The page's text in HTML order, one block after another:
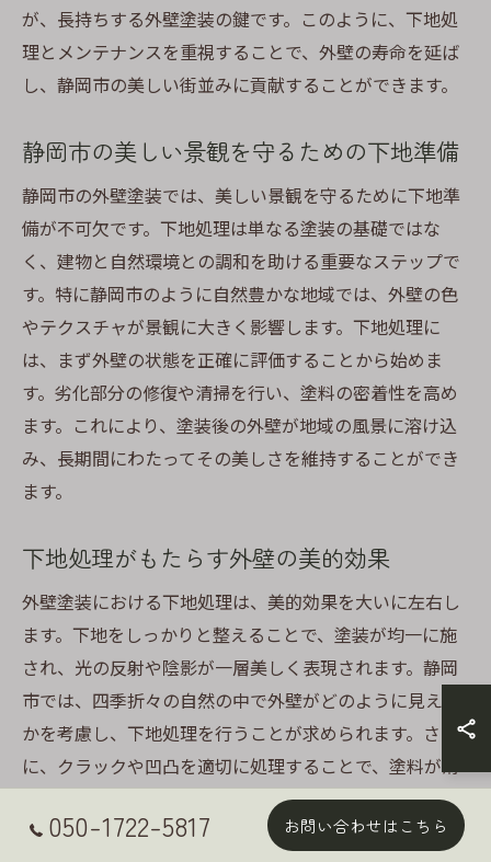
が、長持ちする外壁塗装の鍵です。このように、下地処
理とメンテナンスを重視することで、外壁の寿命を延ば
し、静岡市の美しい街並みに貢献することができます。
静岡市の美しい景観を守るための下地準備
静岡市の外壁塗装では、美しい景観を守るために下地準
備が不可欠です。下地処理は単なる塗装の基礎ではな
く、建物と自然環境との調和を助ける重要なステップで
す。特に静岡市のように自然豊かな地域では、外壁の色
やテクスチャが景観に大きく影響します。下地処理に
は、まず外壁の状態を正確に評価することから始めま
す。劣化部分の修復や清掃を行い、塗料の密着性を高め
ます。これにより、塗装後の外壁が地域の風景に溶け込
み、長期間にわたってその美しさを維持することができ
ます。
下地処理がもたらす外壁の美的効果
外壁塗装における下地処理は、美的効果を大いに左右し
ます。下地をしっかりと整えることで、塗装が均一に施
され、光の反射や陰影が一層美しく表現されます。静岡
市では、四季折々の自然の中で外壁がどのように見える
かを考慮し、下地処理を行うことが求められます。さら
に、クラックや凹凸を適切に処理することで、塗料が滑
らかに広がり、美観が増します。こうした下地処理の丁
寧な作業は、塗装の耐久性を高めるだけでなく、外壁の
050-1722-5817 お問い合わせはこちら